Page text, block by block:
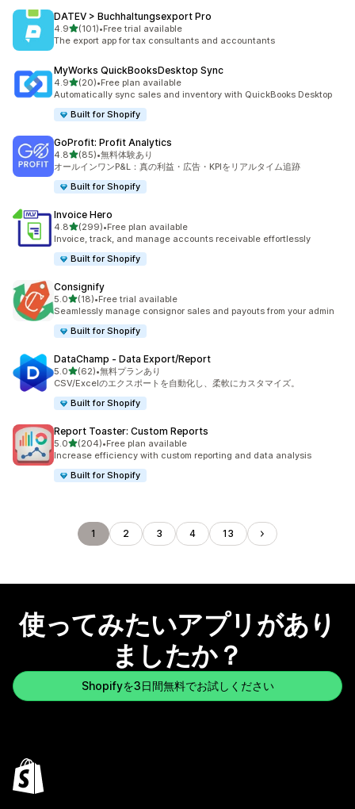
DATEV > Buchhaltungsexport Pro
4.95つ星中
(101)
合計レビュー数：101件
•Free trial available
The export app for tax consultants and accountants
MyWorks QuickBooksDesktop Sync
4.95つ星中
(20)
合計レビュー数：20件
•Free plan available
Automatically sync sales and inventory with QuickBooks Desktop
Built for Shopify
GoProfit: Profit Analytics
4.85つ星中
(85)
合計レビュー数：85件
•無料体験あり
オールインワンP&L：真の利益・広告・KPIをリアルタイム追跡
Built for Shopify
Invoice Hero
4.85つ星中
(299)
合計レビュー数：299件
•Free plan available
Invoice, track, and manage accounts receivable effortlessly
Built for Shopify
Consignify
5.05つ星中
(18)
合計レビュー数：18件
•Free trial available
Seamlessly manage consignor sales and payouts from your admin
Built for Shopify
DataChamp ‑ Data Export/Report
5.05つ星中
(62)
合計レビュー数：62件
•無料プランあり
CSV/Excelのエクスポートを自動化し、柔軟にカスタマイズ。
Built for Shopify
Report Toaster: Custom Reports
5.05つ星中
(204)
合計レビュー数：204件
•Free plan available
Increase efficiency with custom reporting and data analysis
Built for Shopify
1 2 3 4 13
使ってみたいアプリがあり
ましたか？
Shopifyを3日間無料でお試しください